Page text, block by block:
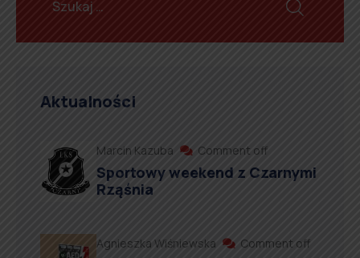
Aktualności
Marcin Kazuba Comment off
Sportowy weekend z Czarnymi
Rząśnia
Agnieszka Wiśniewska Comment off